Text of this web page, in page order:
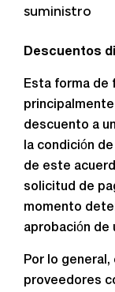
suministro
Descuentos
Esta forma de
descuento a
la condición
de este
solicitud de
momento
aprobación de
Por lo
proveedores